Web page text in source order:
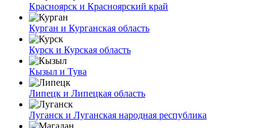
Красноярск и Красноярский край
Курган и Курганская область
Курск и Курская область
Кызыл и Тува
Липецк и Липецкая область
Луганск и Луганская народная республика